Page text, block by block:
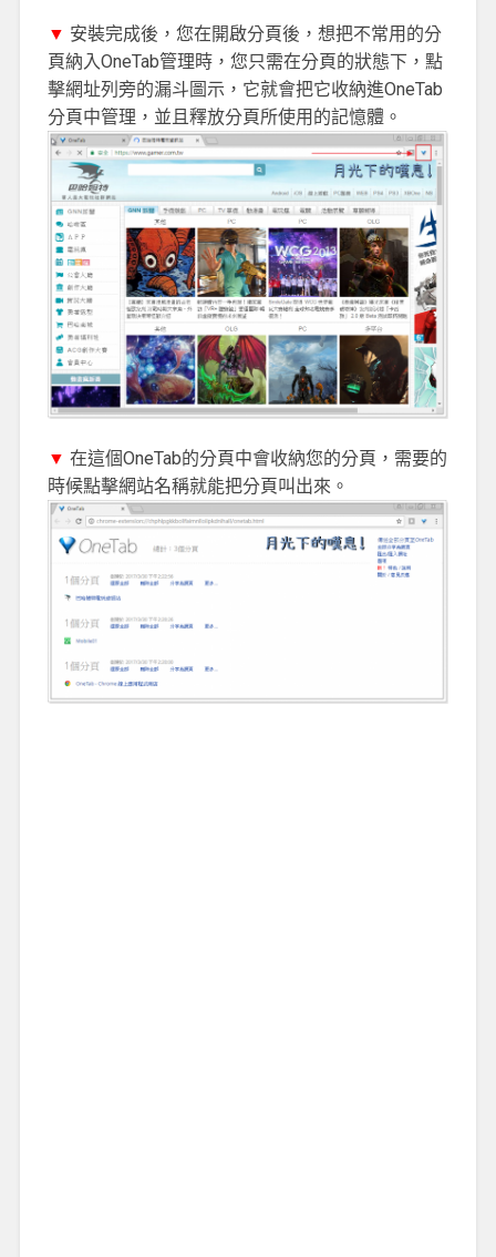
▼ 安裝完成後，您在開啟分頁後，想把不常用的分
頁納入OneTab管理時，您只需在分頁的狀態下，點
擊網址列旁的漏斗圖示，它就會把它收納進OneTab
分頁中管理，並且釋放分頁所使用的記憶體。
▼ 在這個OneTab的分頁中會收納您的分頁，需要的
時候點擊網站名稱就能把分頁叫出來。